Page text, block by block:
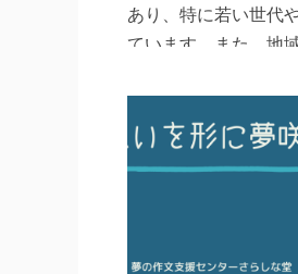
あり、特に若い世代
ています。また、地
意識を醸成する役割
を通じて、観光振興
います。
36号,千曲市観光,地域文